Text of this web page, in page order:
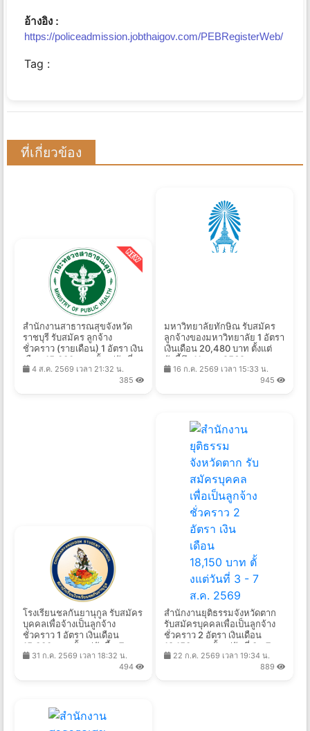
อ้างอิง :
https://policeadmission.jobthaigov.com/PEBRegisterWeb/
Tag :
ที่เกี่ยวข้อง
สำนักงานสาธารณสุขจังหวัด
ราชบุรี รับสมัคร ลูกจ้าง
ชั่วคราว (รายเดือน) 1 อัตรา เงิน
เดือน 15,000 บาท ตั้งแต่วันที่
5-11 ส.ค. 2569
4 ส.ค. 2569 เวลา 21:32 น.
385
มหาวิทยาลัยทักษิณ รับสมัคร
ลูกจ้างของมหาวิทยาลัย 1 อัตรา
เงินเดือน 20,480 บาท ตั้งแต่
บัดนี้ถึง 11 ส.ค. 2569
16 ก.ค. 2569 เวลา 15:33 น.
945
โรงเรียนชลกันยานุกูล รับสมัคร
บุคคลเพื่อจ้างเป็นลูกจ้าง
ชั่วคราว 1 อัตรา เงินเดือน
15,000 บาท ตั้งแต่บัดนี้ - 7
ส.ค. 2569
31 ก.ค. 2569 เวลา 18:32 น.
494
สํานักงานยุติธรรมจังหวัดตาก
รับสมัครบุคคลเพื่อเป็นลูกจ้าง
ชั่วคราว 2 อัตรา เงินเดือน
18,150 บาท ตั้งแต่วันที่ 3 - 7
ส.ค. 2569
22 ก.ค. 2569 เวลา 19:34 น.
889